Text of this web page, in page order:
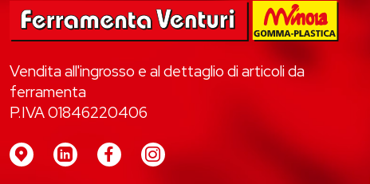
Vendita all'ingrosso e al dettaglio di articoli da
ferramenta
P.IVA 01846220406